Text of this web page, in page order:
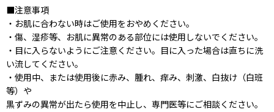
■注意事項
・お肌に合わない時はご使用をおやめください。
・傷、湿疹等、お肌に異常のある部位には使用しないでください。
・目に入らないようにご注意ください。目に入った場合は直ちに洗
い流してください。
・使用中、または使用後に赤み、腫れ、痒み、刺激、白抜け（白班
等）や
黒ずみの異常が出たら使用を中止し、専門医等にご相談ください。